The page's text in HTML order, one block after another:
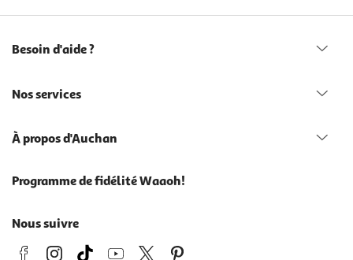
Besoin d'aide ?
Nos services
À propos d'Auchan
Programme de fidélité Waaoh!
Nous suivre